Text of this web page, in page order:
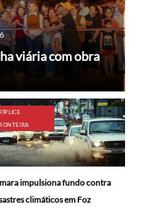
viária com obra
impulsiona fundo contra
climáticos em Foz